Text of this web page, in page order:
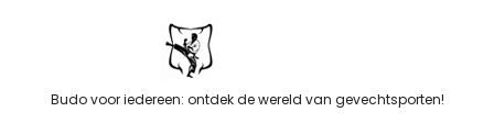
Budo voor iedereen: ontdek de wereld van gevechtsporten!